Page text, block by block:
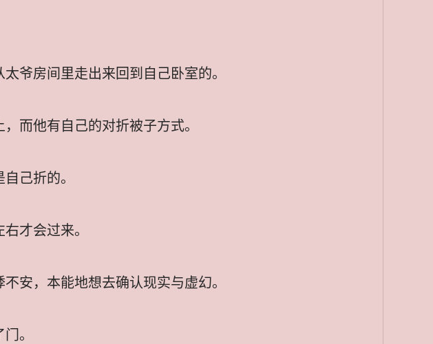
爷房间里走出来回到自己卧室的。
而他有自己的对折被子方式。
己折的。
才会过来。
安，本能地想去确认现实与虚幻。
。